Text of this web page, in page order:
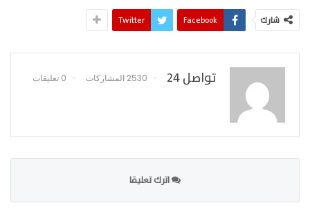
شارك Facebook
Twitter
تواصل 24 2530 المشاركات 0 تعليقات
اترك تعليقا